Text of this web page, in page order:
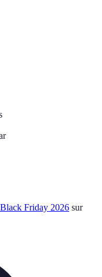
Friday 2026 sur